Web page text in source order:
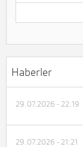
Haberler
29.07.2026 - 22:19
29.07.2026 - 21:21